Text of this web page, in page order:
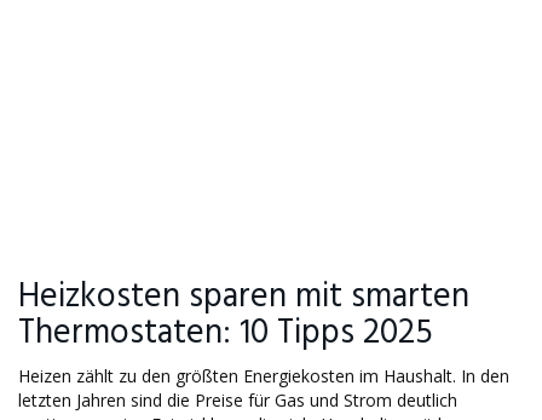
Heizkosten sparen mit smarten
Thermostaten: 10 Tipps 2025
Heizen zählt zu den größten Energiekosten im Haushalt. In den
letzten Jahren sind die Preise für Gas und Strom deutlich